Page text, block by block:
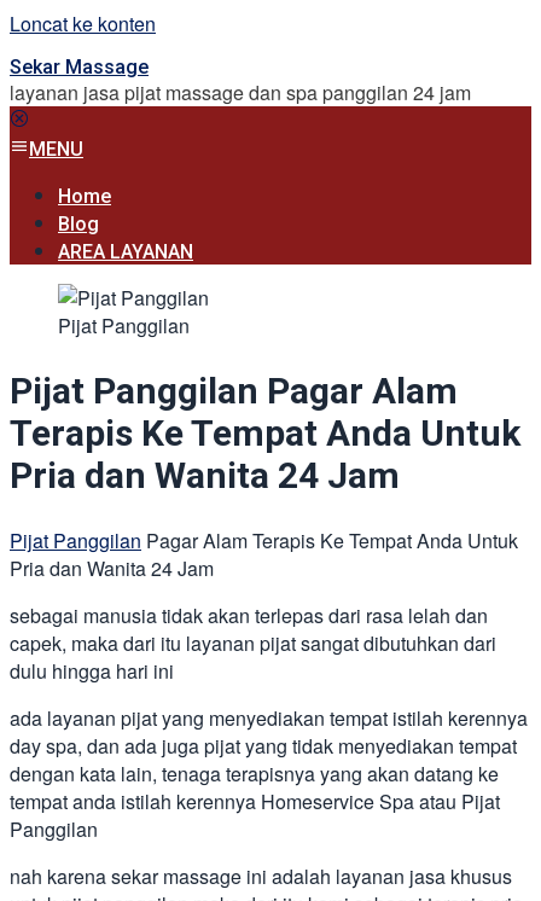
Loncat ke konten
Sekar Massage
layanan jasa pijat massage dan spa panggilan 24 jam
MENU
Home
Blog
AREA LAYANAN
Pijat Panggilan
Pijat Panggilan Pagar Alam
Terapis Ke Tempat Anda Untuk
Pria dan Wanita 24 Jam
Pijat Panggilan Pagar Alam Terapis Ke Tempat Anda Untuk
Pria dan Wanita 24 Jam
sebagai manusia tidak akan terlepas dari rasa lelah dan
capek, maka dari itu layanan pijat sangat dibutuhkan dari
dulu hingga hari ini
ada layanan pijat yang menyediakan tempat istilah kerennya
day spa, dan ada juga pijat yang tidak menyediakan tempat
dengan kata lain, tenaga terapisnya yang akan datang ke
tempat anda istilah kerennya Homeservice Spa atau Pijat
Panggilan
nah karena sekar massage ini adalah layanan jasa khusus